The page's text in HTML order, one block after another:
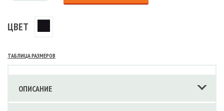
ЦВЕТ
ТАБЛИЦА РАЗМЕРОВ
ОПИСАНИЕ